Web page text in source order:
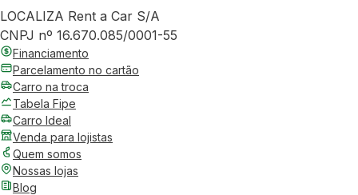
LOCALIZA Rent a Car S/A
CNPJ nº 16.670.085/0001-55
Financiamento
Parcelamento no cartão
Carro na troca
Tabela Fipe
Carro Ideal
Venda para lojistas
Quem somos
Nossas lojas
Blog